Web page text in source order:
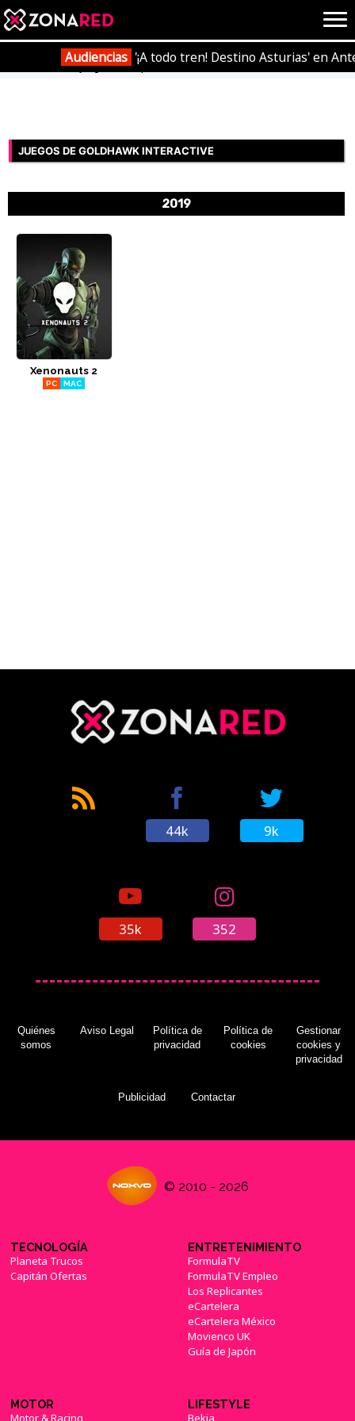
{literal}{/literal}
HOME JUEGOS
REPORTAJES
TRUCOS
E3
Audiencias '¡A todo tren! Destino Asturias' en
Videojuegos Empresas
JUEGOS DE GOLDHAWK INTERACTIVE
2019
Xenonauts 2
PC MAC
44k 9k
35k 352
Quiénes
somos
Aviso Legal
Política de
privacidad
Política de
cookies
Gestionar
cookies y
privacidad
Publicidad Contactar
© 2010 - 2026
TECNOLOGÍA
Planeta Trucos
Capitán Ofertas
ENTRETENIMIENTO
FormulaTV
FormulaTV Empleo
Los Replicantes
eCartelera
eCartelera México
Movienco UK
Guía de Japón
MOTOR
Motor & Racing
LIFESTYLE
Bekia